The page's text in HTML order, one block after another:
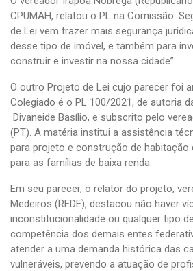
CPUMAH, relatou o PL na Comissão.
de Lei vem trazer mais segurança
desse tipo de imóvel, e também para
construir e investir na nossa cidade”.
O outro Projeto de Lei cujo parecer foi
Colegiado é o PL 100/2021, de autoria
Divaneide Basílio, e subscrito pelo
(PT). A matéria institui a assistência
para projeto e construção de habitação
para as famílias de baixa renda.
Em seu parecer, o relator do projeto,
Medeiros (REDE), destacou não haver
inconstitucionalidade ou qualquer tipo
competência dos demais entes
atender a uma demanda histórica das
vulneráveis, prevendo a atuação de